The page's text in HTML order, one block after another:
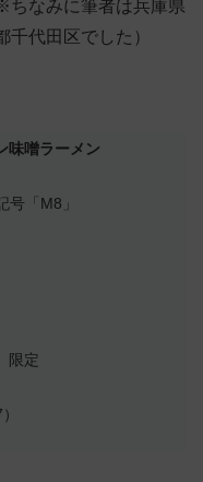
ちなみに筆者は兵庫県
代田区でした）
味噌ラーメン
「M8」
限定